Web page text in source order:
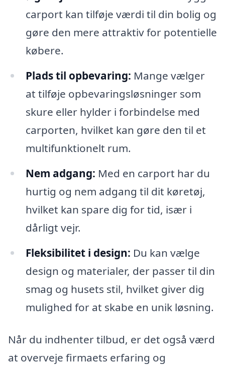
carport kan tilføje værdi til din bolig og
gøre den mere attraktiv for potentielle
købere.
Plads til opbevaring: Mange vælger
at tilføje opbevaringsløsninger som
skure eller hylder i forbindelse med
carporten, hvilket kan gøre den til et
multifunktionelt rum.
Nem adgang: Med en carport har du
hurtig og nem adgang til dit køretøj,
hvilket kan spare dig for tid, især i
dårligt vejr.
Fleksibilitet i design: Du kan vælge
design og materialer, der passer til din
smag og husets stil, hvilket giver dig
mulighed for at skabe en unik løsning.
Når du indhenter tilbud, er det også værd
at overveje firmaets erfaring og